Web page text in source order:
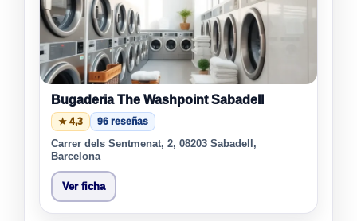
Bugaderia The Washpoint Sabadell
★ 4,3 96 reseñas
Carrer dels Sentmenat, 2, 08203 Sabadell,
Barcelona
Ver ficha